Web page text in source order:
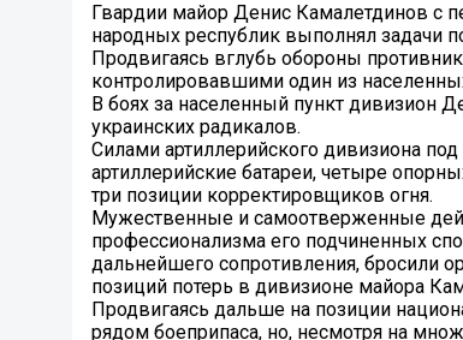
Гвардии майор Денис Камалетдинов с
народных республик выполнял задачи
Продвигаясь вглубь обороны
контролировавшими один из
В боях за населенный пункт дивизион
украинских радикалов.
Силами артиллерийского дивизиона
артиллерийские батареи, четыре
три позиции корректировщиков огня.
Мужественные и самоотверженные
профессионализма его подчиненных
дальнейшего сопротивления, бросили
позиций потерь в дивизионе майора
Продвигаясь дальше на позиции
рядом боеприпаса, но, несмотря на